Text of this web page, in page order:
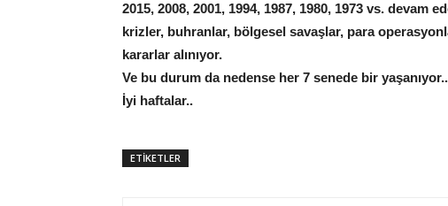
2015, 2008, 2001, 1994, 1987, 1980, 1973 vs. devam
krizler, buhranlar, bölgesel savaşlar, para
kararlar alınıyor.
Ve bu durum da nedense her 7 senede bir
İyi haftalar..
ETİKETLER